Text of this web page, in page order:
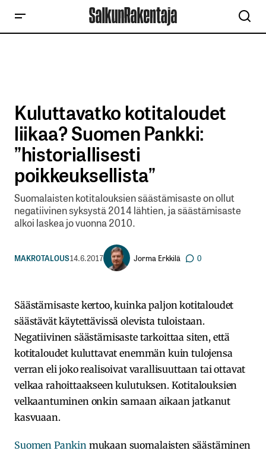
Kuluttavatko kotitaloudet
liikaa? Suomen Pankki:
”historiallisesti
poikkeuksellista”
Suomalaisten kotitalouksien säästämisaste on ollut
negatiivinen syksystä 2014 lähtien, ja säästämisaste
alkoi laskea jo vuonna 2010.
MAKROTALOUS14.6.2017 Jorma Erkkilä 0
Säästämisaste kertoo, kuinka paljon kotitaloudet
säästävät käytettävissä olevista tuloistaan.
Negatiivinen säästämisaste tarkoittaa siten, että
kotitaloudet kuluttavat enemmän kuin tulojensa
verran eli joko realisoivat varallisuuttaan tai ottavat
velkaa rahoittaakseen kulutuksen. Kotitalouksien
velkaantuminen onkin samaan aikaan jatkanut
kasvuaan.
Suomen Pankin mukaan suomalaisten säästäminen